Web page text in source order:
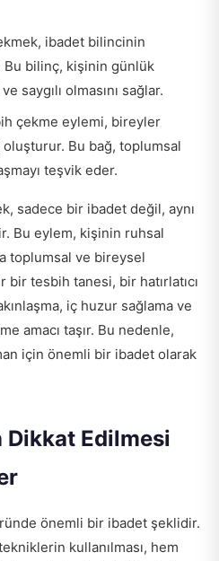
ibadet bilincinin
Bu bilinç, kişinin günlük
saygılı olmasını sağlar.
çekme eylemi, bireyler
oluşturur. Bu bağ, toplumsal
teşvik eder.
sadece bir ibadet değil, aynı
Bu eylem, kişinin ruhsal
toplumsal ve bireysel
tesbih tanesi, bir hatırlatıcı
iç huzur sağlama ve
amacı taşır. Bu nedenle,
için önemli bir ibadet olarak
Dikkat Edilmesi
önemli bir ibadet şeklidir.
kullanılması, hem